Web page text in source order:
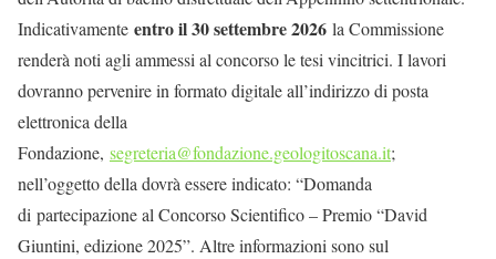
Indicativamente entro il 30 settembre 2026 la Commissione
renderà noti agli ammessi al concorso le tesi vincitrici. I lavori
dovranno pervenire in formato digitale all’indirizzo di posta
elettronica della
Fondazione, segreteria@fondazione.geologitoscana.it;
nell’oggetto della dovrà essere indicato: “Domanda
di partecipazione al Concorso Scientifico – Premio “David
Giuntini, edizione 2025”. Altre informazioni sono sul